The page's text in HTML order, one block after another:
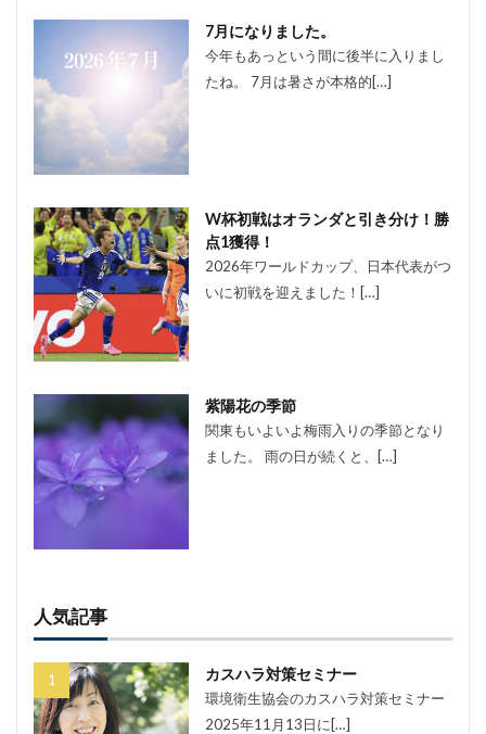
7月になりました。
今年もあっという間に後半に入りまし
たね。 7月は暑さが本格的[…]
W杯初戦はオランダと引き分け！勝
点1獲得！
2026年ワールドカップ、日本代表がつ
いに初戦を迎えました！[…]
紫陽花の季節
関東もいよいよ梅雨入りの季節となり
ました。 雨の日が続くと、[…]
人気記事
カスハラ対策セミナー
環境衛生協会のカスハラ対策セミナー
2025年11月13日に[…]